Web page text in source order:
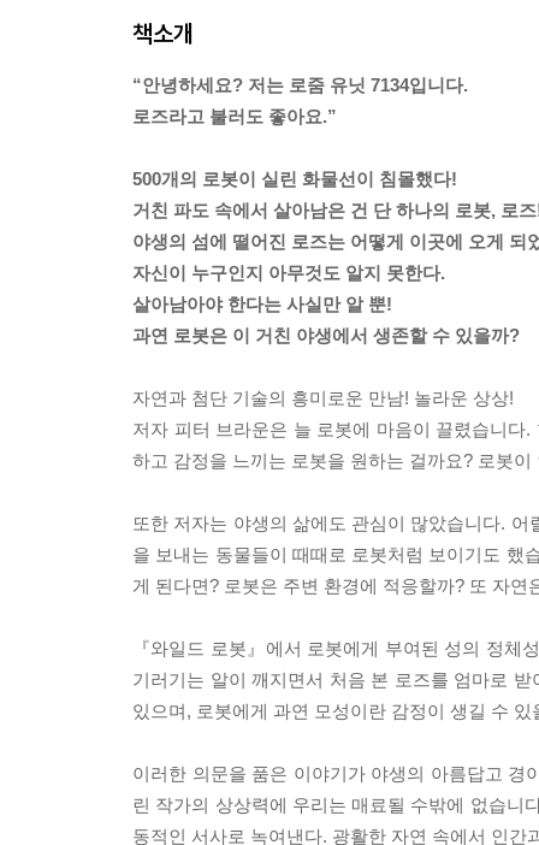
책소개
“안녕하세요? 저는 로줌 유닛 7134입니다.
로즈라고 불러도 좋아요.”
500개의 로봇이 실린 화물선이 침몰했다!
거친 파도 속에서 살아남은 건 단 하나의 로봇, 로
야생의 섬에 떨어진 로즈는 어떻게 이곳에 오게 되
자신이 누구인지 아무것도 알지 못한다.
살아남아야 한다는 사실만 알 뿐!
과연 로봇은 이 거친 야생에서 생존할 수 있을까?
자연과 첨단 기술의 흥미로운 만남! 놀라운 상상!
저자 피터 브라운은 늘 로봇에 마음이 끌렸습니
하고 감정을 느끼는 로봇을 원하는 걸까요? 로봇
또한 저자는 야생의 삶에도 관심이 많았습니다.
을 보내는 동물들이 때때로 로봇처럼 보이기도 했
게 된다면? 로봇은 주변 환경에 적응할까? 또 자연
『와일드 로봇』에서 로봇에게 부여된 성의 정
기러기는 알이 깨지면서 처음 본 로즈를 엄마로
있으며, 로봇에게 과연 모성이란 감정이 생길 수 있
이러한 의문을 품은 이야기가 야생의 아름답고
린 작가의 상상력에 우리는 매료될 수밖에 없습니
동적인 서사로 녹여낸다. 광활한 자연 속에서 인